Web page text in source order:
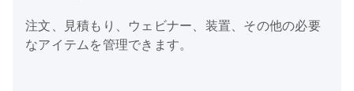
注文、見積もり、ウェビナー、装置、その他の必要
なアイテムを管理できます。